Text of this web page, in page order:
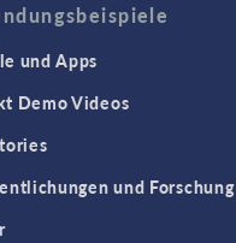
und Apps
Demo Videos
und Forschung